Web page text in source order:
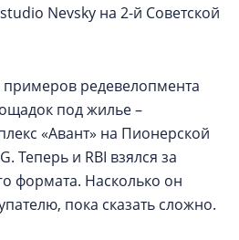
Nevsky на 2-й Советской
редевелопмента
под жилье –
«Авант» на Пионерской
Теперь и RBI взялся за
формата. Насколько он
пока сказать сложно.